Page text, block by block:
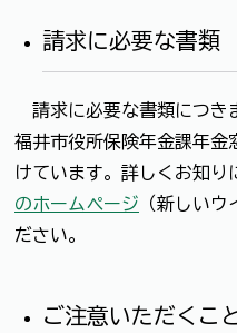
請求に必要な書類
請求に必要な書類につき
福井市役所保険年金課年金
けています。詳しくお知り
のホームページ （新しい
ださい。
ご注意いただくこ